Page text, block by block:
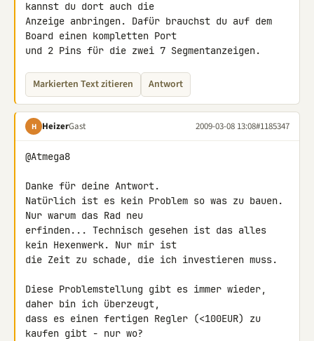
kannst du dort auch die
Anzeige anbringen. Dafür brauchst du auf dem
Board einen kompletten Port
und 2 Pins für die zwei 7 Segmentanzeigen.
Markierten Text zitieren Antwort
H HeizerGast 2009-03-08 13:08#1185347
@Atmega8
Danke für deine Antwort.
Natürlich ist es kein Problem so was zu bauen.
Nur warum das Rad neu
erfinden... Technisch gesehen ist das alles
kein Hexenwerk. Nur mir ist
die Zeit zu schade, die ich investieren muss.
Diese Problemstellung gibt es immer wieder,
daher bin ich überzeugt,
dass es einen fertigen Regler (<100EUR) zu
kaufen gibt - nur wo?